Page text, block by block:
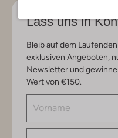
Lass uns in
Bleib auf dem
exklusiven Angeboten,
Newsletter und
Wert von €150.